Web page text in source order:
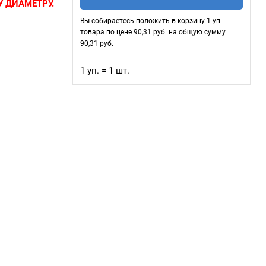
ДИАМЕТРУ.
уп.
40
цвет:
Антик
Вы собираетесь положить в корзину 1 уп.
товара по цене90,31 руб. на общую сумму
90,31 руб.
1 уп. = 1 шт.